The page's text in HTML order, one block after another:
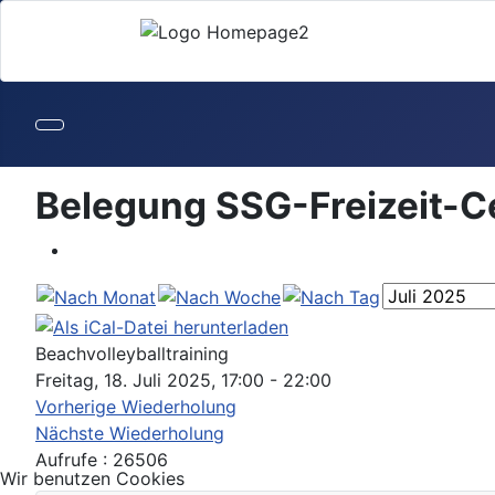
Belegung SSG-Freizeit-
Beachvolleyballtraining
Freitag, 18. Juli 2025, 17:00 - 22:00
Vorherige Wiederholung
Nächste Wiederholung
Aufrufe : 26506
Wir benutzen Cookies